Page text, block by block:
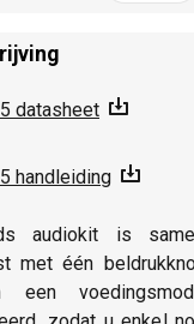
datasheet
handleiding
audiokit is
met één
een